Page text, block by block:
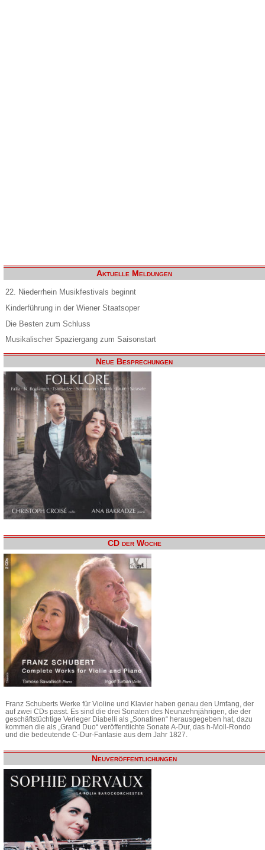
Aktuelle Meldungen
22. Niederrhein Musikfestivals beginnt
Kinderführung in der Wiener Staatsoper
Die Besten zum Schluss
Musikalischer Spaziergang zum Saisonstart
Neue Besprechungen
CD der Woche
Franz Schuberts Werke für Violine und Klavier haben genau den Umfang, der
auf zwei CDs passt. Es sind die drei Sonaten des Neunzehnjährigen, die der
geschäftstüchtige Verleger Diabelli als „Sonatinen“ herausgegeben hat, dazu
kommen die als „Grand Duo“ veröffentlichte Sonate A-Dur, das h-Moll-Rondo
und die bedeutende C-Dur-Fantasie aus dem Jahr 1827.
Neuveröffentlichungen